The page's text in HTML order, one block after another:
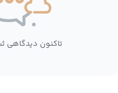
تاکنون دیدگاهی